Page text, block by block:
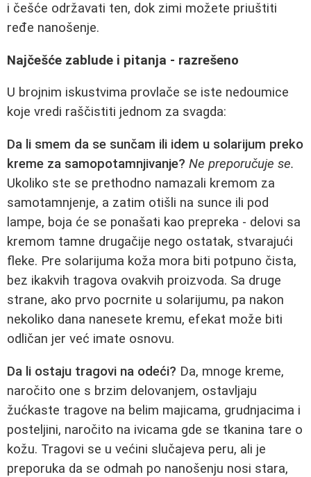
i češće održavati ten, dok zimi možete priuštiti
ređe nanošenje.
Najčešće zablude i pitanja - razrešeno
U brojnim iskustvima provlače se iste nedoumice
koje vredi raščistiti jednom za svagda:
Da li smem da se sunčam ili idem u solarijum preko
kreme za samopotamnjivanje? Ne preporučuje se.
Ukoliko ste se prethodno namazali kremom za
samotamnjenje, a zatim otišli na sunce ili pod
lampe, boja će se ponašati kao prepreka - delovi sa
kremom tamne drugačije nego ostatak, stvarajući
fleke. Pre solarijuma koža mora biti potpuno čista,
bez ikakvih tragova ovakvih proizvoda. Sa druge
strane, ako prvo pocrnite u solarijumu, pa nakon
nekoliko dana nanesete kremu, efekat može biti
odličan jer već imate osnovu.
Da li ostaju tragovi na odeći? Da, mnoge kreme,
naročito one s brzim delovanjem, ostavljaju
žućkaste tragove na belim majicama, grudnjacima i
posteljini, naročito na ivicama gde se tkanina tare o
kožu. Tragovi se u većini slučajeva peru, ali je
preporuka da se odmah po nanošenju nosi stara,